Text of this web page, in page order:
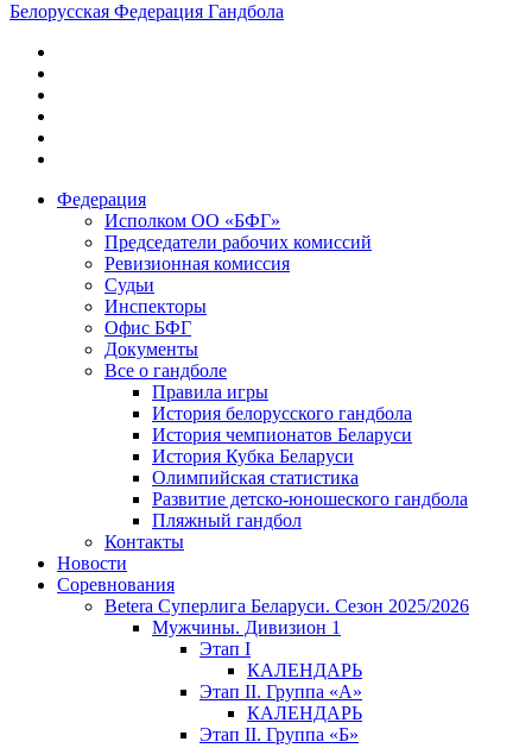
Белорусская Федерация Гандбола
Федерация
Исполком ОО «БФГ»
Председатели рабочих комиссий
Ревизионная комиссия
Судьи
Инспекторы
Офис БФГ
Документы
Все о гандболе
Правила игры
История белорусского гандбола
История чемпионатов Беларуси
История Кубка Беларуси
Олимпийская статистика
Развитие детско-юношеского гандбола
Пляжный гандбол
Контакты
Новости
Соревнования
Betera Суперлига Беларуси. Сезон 2025/2026
Мужчины. Дивизион 1
Этап I
КАЛЕНДАРЬ
Этап II. Группа «А»
КАЛЕНДАРЬ
Этап II. Группа «Б»